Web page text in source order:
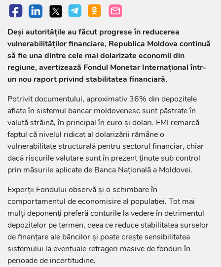
Deși autoritățile au făcut progrese în reducerea
vulnerabilităților financiare, Republica Moldova continuă
să fie una dintre cele mai dolarizate economii din
regiune, avertizează Fondul Monetar Internațional într-
un nou raport privind stabilitatea financiară.
Potrivit documentului, aproximativ 36% din depozitele
aflate în sistemul bancar moldovenesc sunt păstrate în
valută străină, în principal în euro și dolari. FMI remarcă
faptul că nivelul ridicat al dolarizării rămâne o
vulnerabilitate structurală pentru sectorul financiar, chiar
dacă riscurile valutare sunt în prezent ținute sub control
prin măsurile aplicate de Banca Națională a Moldovei.
Experții Fondului observă și o schimbare în
comportamentul de economisire al populației. Tot mai
mulți deponenți preferă conturile la vedere în detrimentul
depozitelor pe termen, ceea ce reduce stabilitatea surselor
de finanțare ale băncilor și poate crește sensibilitatea
sistemului la eventuale retrageri masive de fonduri în
perioade de incertitudine.